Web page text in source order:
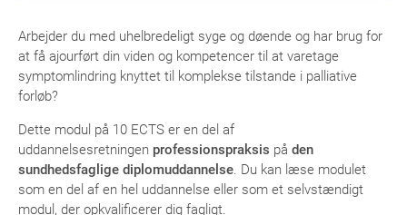
Arbejder du med uhelbredeligt syge og døende og har brug for
at få ajourført din viden og kompetencer til at varetage
symptomlindring knyttet til komplekse tilstande i palliative
forløb?
Dette modul på 10 ECTS er en del af
uddannelsesretningen professionspraksis på den
sundhedsfaglige diplomuddannelse. Du kan læse modulet
som en del af en hel uddannelse eller som et selvstændigt
modul, der opkvalificerer dig fagligt.